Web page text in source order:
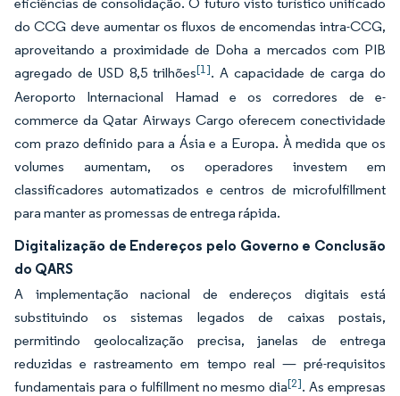
do CCG deve aumentar os fluxos de encomendas intra-CCG,
aproveitando a proximidade de Doha a mercados com PIB
agregado de USD 8,5 trilhões[1]. A capacidade de carga do
Aeroporto Internacional Hamad e os corredores de e-
commerce da Qatar Airways Cargo oferecem conectividade
com prazo definido para a Ásia e a Europa. À medida que os
volumes aumentam, os operadores investem em
classificadores automatizados e centros de microfulfillment
para manter as promessas de entrega rápida.
Digitalização de Endereços pelo Governo e Conclusão
do QARS
A implementação nacional de endereços digitais está
substituindo os sistemas legados de caixas postais,
permitindo geolocalização precisa, janelas de entrega
reduzidas e rastreamento em tempo real — pré-requisitos
fundamentais para o fulfillment no mesmo dia[2]. As empresas